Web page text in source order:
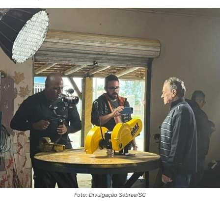
Foto: Divulgação Sebrae/SC